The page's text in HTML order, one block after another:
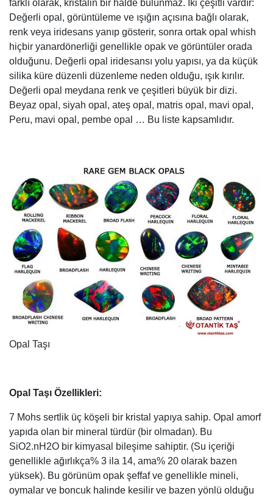
farklı olarak, kristalin bir halde bulunmaz. İki çeşitli vardır:
Değerli opal, görüntüleme ve ışığın açısına bağlı olarak,
renk veya iridesans yanıp gösterir, sonra ortak opal whish
hiçbir yanardönerliği genellikle opak ve görüntüler orada
olduğunu. Değerli opal iridesansı yolu yapısı, ya da küçük
silika küre düzenli düzenleme neden olduğu, ışık kırılır.
Değerli opal meydana renk ve çeşitleri büyük bir dizi.
Beyaz opal, siyah opal, ateş opal, matris opal, mavi opal,
Peru, mavi opal, pembe opal … Bu liste kapsamlıdır.
Opal Taşı
Opal Taşı Özellikleri:
7 Mohs sertlik üç köşeli bir kristal yapıya sahip. Opal amorf
yapıda olan bir mineral türdür (bir olmadan). Bu
SiO2.nH2O bir kimyasal bileşime sahiptir. (Su içeriği
genellikle ağırlıkça% 3 ila 14, ama% 20 olarak bazen
yüksek). Bu görünüm opak şeffaf ve genellikle mineli,
oymalar ve boncuk halinde kesilir ve bazen yönlü olduğu